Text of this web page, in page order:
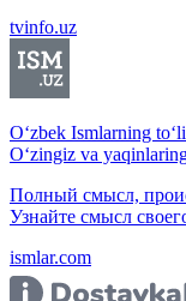
tvinfo.uz
O‘zbek Ismlarning
O‘zingiz va
Полный смысл,
Узнайте смысл
ismlar.com